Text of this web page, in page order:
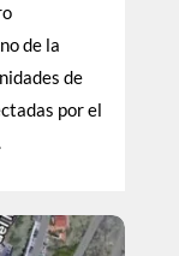
de la
de
por el